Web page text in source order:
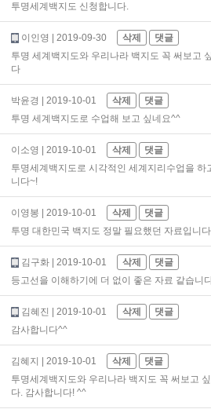
투명세계백지도 신청합니다.
이인영 | 2019-09-30 삭제
댓글
투명 세계백지도와 우리나라 백지도 꼭 써보고
다
박윤경 | 2019-10-01 삭제
댓글
투명 세계백지도로 수업해 보고 싶네요^^
이소영 | 2019-10-01 삭제
댓글
투명세계백지도로 시각적인 세계지리수업을 하
니다~!
이영봉 | 2019-10-01 삭제
댓글
투명 대한민국 백지도 정말 필요했던 자료입니
김구화 | 2019-10-01 삭제
댓글
등고선을 이해하기에 더 없이 좋은 자료 같습니
김혜진 | 2019-10-01 삭제
댓글
감사합니다^^
김혜지 | 2019-10-01 삭제
댓글
투명세계백지도와 우리나라 백지도 꼭 써보고
다. 감사합니다! ^^